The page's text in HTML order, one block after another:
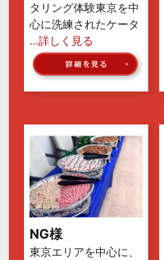
タリング体験東京を中
心に洗練されたケータ
…詳しく見る
NG様
東京エリアを中心に、